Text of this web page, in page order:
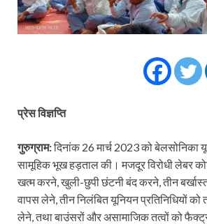
प्रेस विज्ञप्ति
गुरुग्राम:दिनांक 26 मार्च 2023 को
सामूहिक भूख हड़ताल की। मजदूर विरोधी लेबर
खत्म करने, खुली-छुपी छंटनी बंद करने, तीन
वापस लेने, तीन निलंबित यूनियन प्रतिनिधियों
लेने, तथा बाउंसरों और असामाजिक तत्वों को